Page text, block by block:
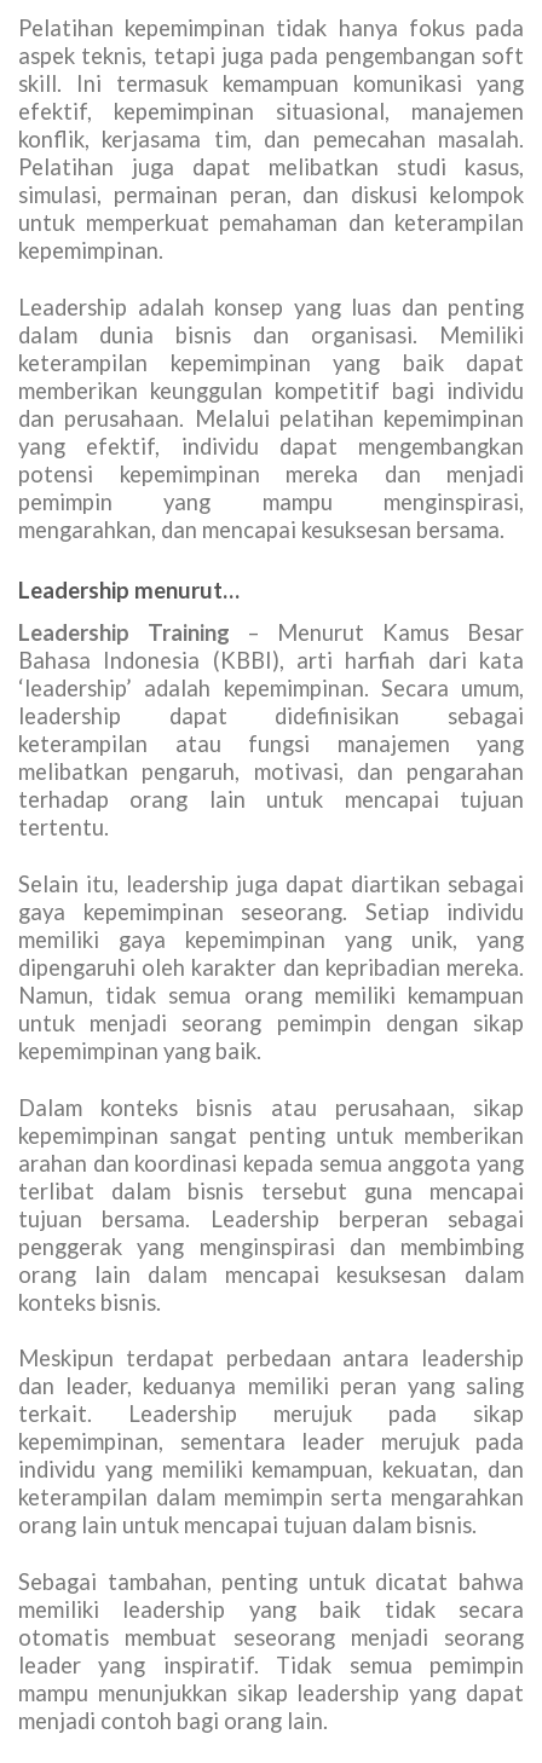
Pelatihan kepemimpinan tidak hanya fokus pada
aspek teknis, tetapi juga pada pengembangan soft
skill. Ini termasuk kemampuan komunikasi yang
efektif, kepemimpinan situasional, manajemen
konflik, kerjasama tim, dan pemecahan masalah.
Pelatihan juga dapat melibatkan studi kasus,
simulasi, permainan peran, dan diskusi kelompok
untuk memperkuat pemahaman dan keterampilan
kepemimpinan.
Leadership adalah konsep yang luas dan penting
dalam dunia bisnis dan organisasi. Memiliki
keterampilan kepemimpinan yang baik dapat
memberikan keunggulan kompetitif bagi individu
dan perusahaan. Melalui pelatihan kepemimpinan
yang efektif, individu dapat mengembangkan
potensi kepemimpinan mereka dan menjadi
pemimpin yang mampu menginspirasi,
mengarahkan, dan mencapai kesuksesan bersama.
Leadership menurut…
Leadership Training – Menurut Kamus Besar
Bahasa Indonesia (KBBI), arti harfiah dari kata
‘leadership’ adalah kepemimpinan. Secara umum,
leadership dapat didefinisikan sebagai
keterampilan atau fungsi manajemen yang
melibatkan pengaruh, motivasi, dan pengarahan
terhadap orang lain untuk mencapai tujuan
tertentu.
Selain itu, leadership juga dapat diartikan sebagai
gaya kepemimpinan seseorang. Setiap individu
memiliki gaya kepemimpinan yang unik, yang
dipengaruhi oleh karakter dan kepribadian mereka.
Namun, tidak semua orang memiliki kemampuan
untuk menjadi seorang pemimpin dengan sikap
kepemimpinan yang baik.
Dalam konteks bisnis atau perusahaan, sikap
kepemimpinan sangat penting untuk memberikan
arahan dan koordinasi kepada semua anggota yang
terlibat dalam bisnis tersebut guna mencapai
tujuan bersama. Leadership berperan sebagai
penggerak yang menginspirasi dan membimbing
orang lain dalam mencapai kesuksesan dalam
konteks bisnis.
Meskipun terdapat perbedaan antara leadership
dan leader, keduanya memiliki peran yang saling
terkait. Leadership merujuk pada sikap
kepemimpinan, sementara leader merujuk pada
individu yang memiliki kemampuan, kekuatan, dan
keterampilan dalam memimpin serta mengarahkan
orang lain untuk mencapai tujuan dalam bisnis.
Sebagai tambahan, penting untuk dicatat bahwa
memiliki leadership yang baik tidak secara
otomatis membuat seseorang menjadi seorang
leader yang inspiratif. Tidak semua pemimpin
mampu menunjukkan sikap leadership yang dapat
menjadi contoh bagi orang lain.